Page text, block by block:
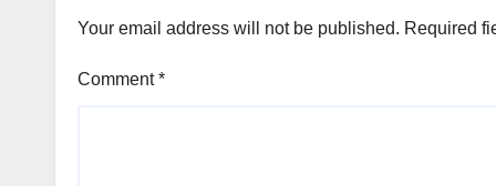
Your email address will not be published. Required
Comment*